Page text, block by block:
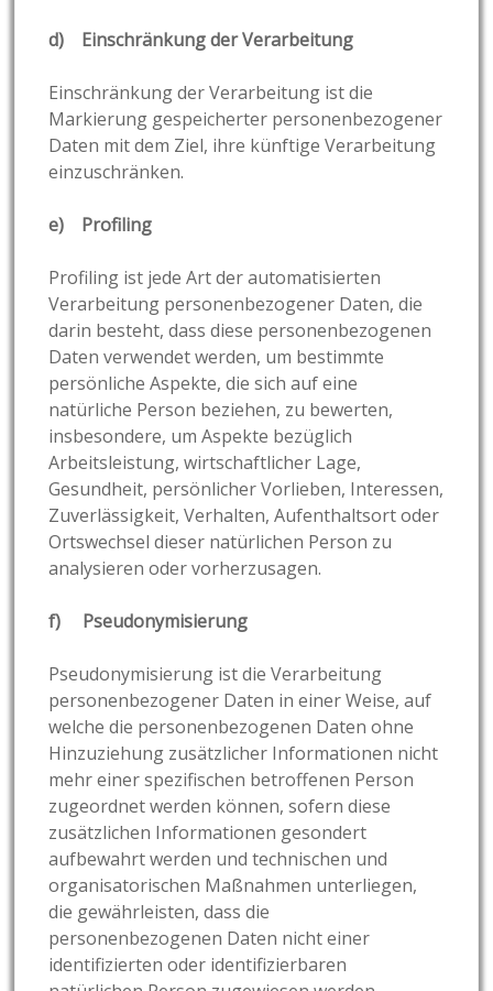
d) Einschränkung der Verarbeitung
Einschränkung der Verarbeitung ist die
Markierung gespeicherter personenbezogener
Daten mit dem Ziel, ihre künftige Verarbeitung
einzuschränken.
e) Profiling
Profiling ist jede Art der automatisierten
Verarbeitung personenbezogener Daten, die
darin besteht, dass diese personenbezogenen
Daten verwendet werden, um bestimmte
persönliche Aspekte, die sich auf eine
natürliche Person beziehen, zu bewerten,
insbesondere, um Aspekte bezüglich
Arbeitsleistung, wirtschaftlicher Lage,
Gesundheit, persönlicher Vorlieben, Interessen,
Zuverlässigkeit, Verhalten, Aufenthaltsort oder
Ortswechsel dieser natürlichen Person zu
analysieren oder vorherzusagen.
f) Pseudonymisierung
Pseudonymisierung ist die Verarbeitung
personenbezogener Daten in einer Weise, auf
welche die personenbezogenen Daten ohne
Hinzuziehung zusätzlicher Informationen nicht
mehr einer spezifischen betroffenen Person
zugeordnet werden können, sofern diese
zusätzlichen Informationen gesondert
aufbewahrt werden und technischen und
organisatorischen Maßnahmen unterliegen,
die gewährleisten, dass die
personenbezogenen Daten nicht einer
identifizierten oder identifizierbaren